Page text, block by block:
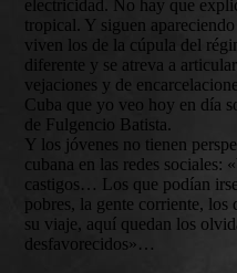
electricidad. No hay que
tropical. Y siguen
viven los de la cúpula del
diferente y se atreva a
vejaciones y de
Cuba que yo veo hoy en día
de Fulgencio Batista.
Y los jóvenes no tienen
cubana en las redes sociales:
castigos… Los que podían
pobres, la gente corriente,
su viaje, aquí quedan los
desfavorecidos»…